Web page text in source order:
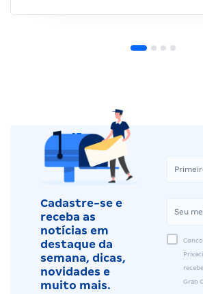
Cadastre-se e
receba as
notícias em
destaque da
semana, dicas,
novidades e
muito mais.
Gran